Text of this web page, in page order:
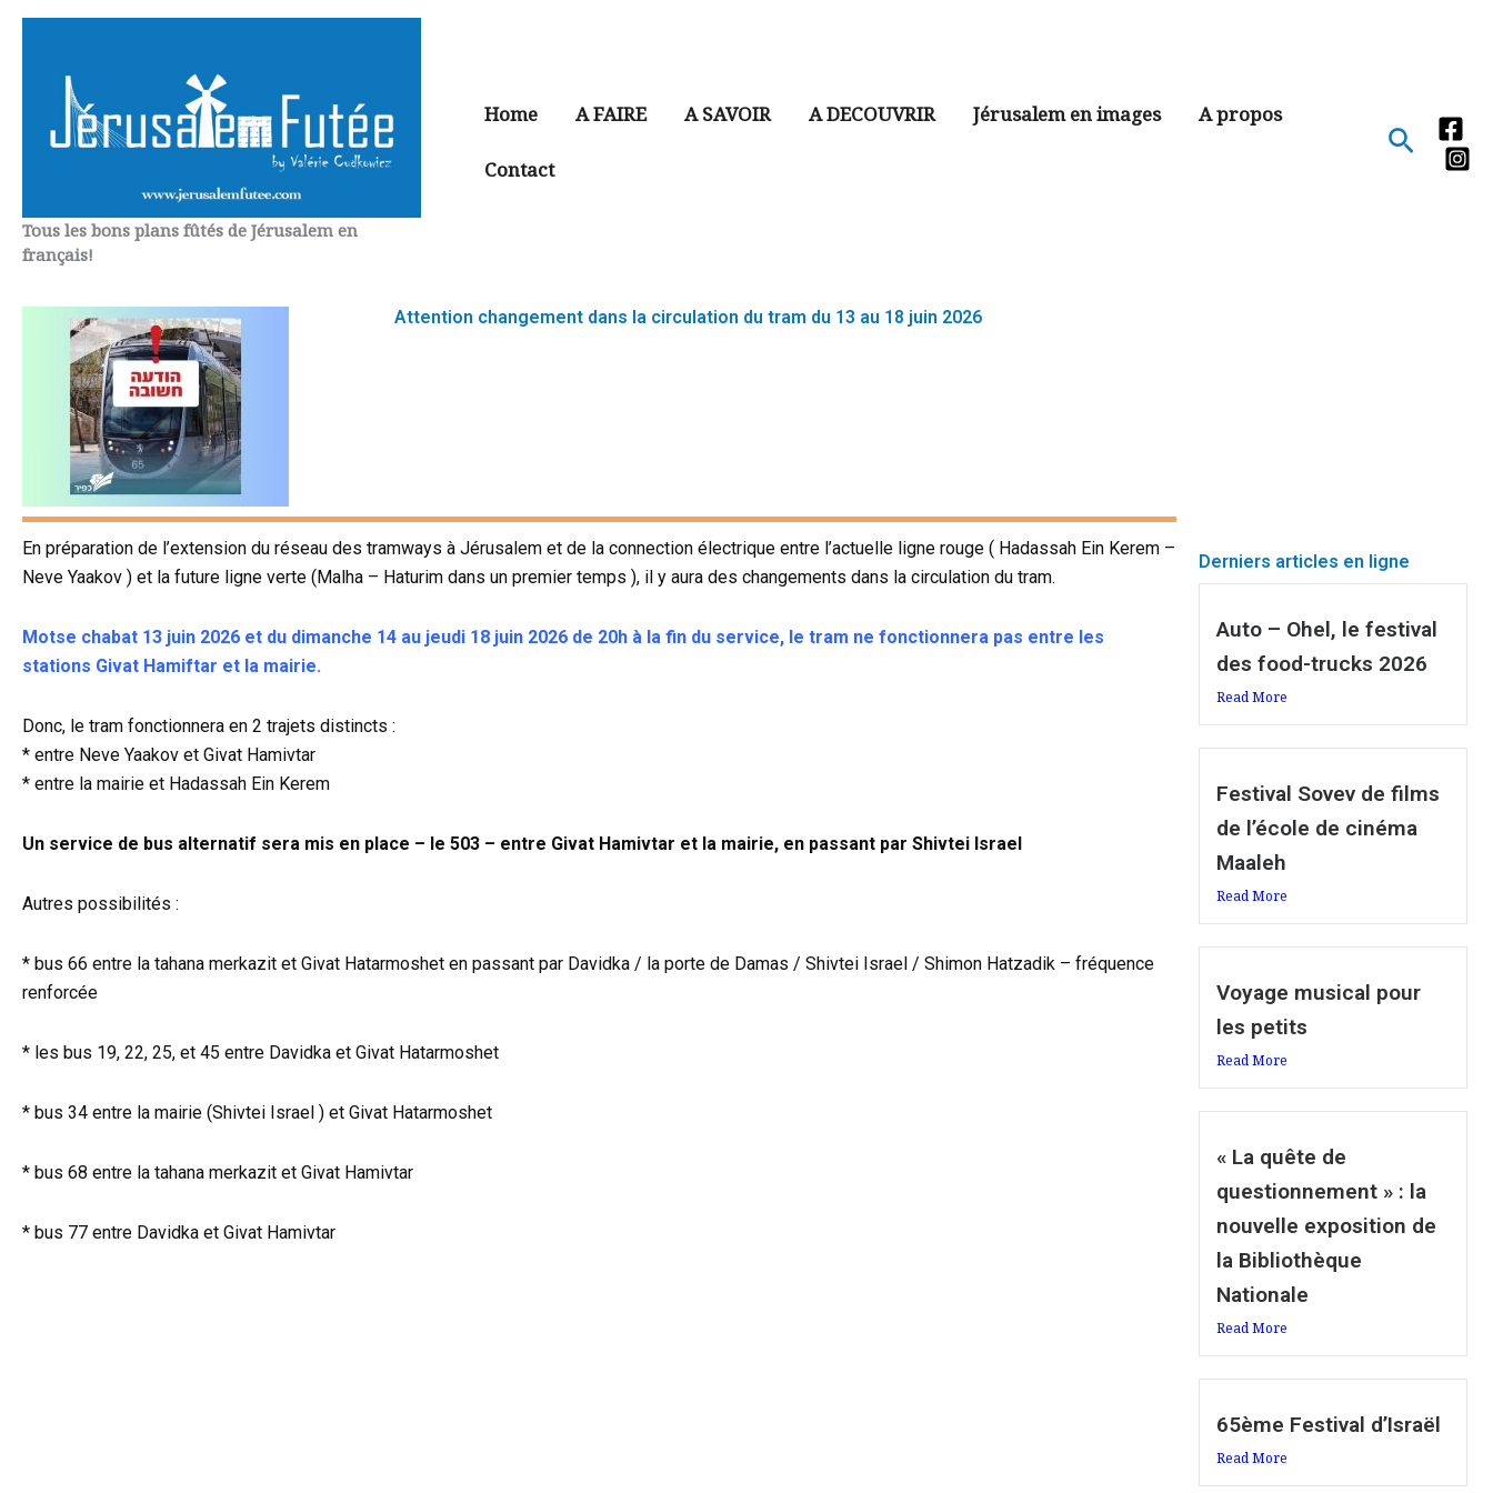
Aller
contenu
Tous les bons plans fûtés de Jérusalem en
français!
Home A FAIRE A SAVOIR A DECOUVRIR Jérusalem en images A propos
Contact
Attention changement dans la circulation du tram du 13 au 18 juin 2026
En préparation de l’extension du réseau des tramways à Jérusalem et de la connection électrique entre l’actuelle ligne rouge ( Hadassah Ein Kerem –
Neve Yaakov ) et la future ligne verte (Malha – Haturim dans un premier temps ), il y aura des changements dans la circulation du tram.
Motse chabat 13 juin 2026 et du dimanche 14 au jeudi 18 juin 2026 de 20h à la fin du service, le tram ne fonctionnera pas entre les
stations Givat Hamiftar et la mairie.
Donc, le tram fonctionnera en 2 trajets distincts :
* entre Neve Yaakov et Givat Hamivtar
* entre la mairie et Hadassah Ein Kerem
Un service de bus alternatif sera mis en place – le 503 – entre Givat Hamivtar et la mairie, en passant par Shivtei Israel
Autres possibilités :
* bus 66 entre la tahana merkazit et Givat Hatarmoshet en passant par Davidka / la porte de Damas / Shivtei Israel / Shimon Hatzadik – fréquence
renforcée
* les bus 19, 22, 25, et 45 entre Davidka et Givat Hatarmoshet
* bus 34 entre la mairie (Shivtei Israel ) et Givat Hatarmoshet
* bus 68 entre la tahana merkazit et Givat Hamivtar
* bus 77 entre Davidka et Givat Hamivtar
Derniers articles en ligne
Auto – Ohel, le festival
des food-trucks 2026
Read More
Festival Sovev de films
de l’école de cinéma
Maaleh
Read More
Voyage musical pour
les petits
Read More
« La quête de
questionnement » : la
nouvelle exposition de
la Bibliothèque
Nationale
Read More
65ème Festival d’Israël
Read More